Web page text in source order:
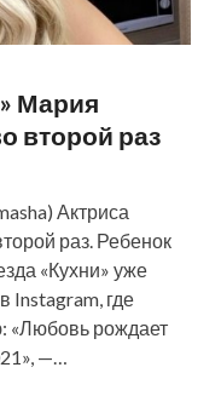
Мария
второй раз
Актриса
раз. Ребенок
«Кухни» уже
Instagram, где
«Любовь рождает
—…